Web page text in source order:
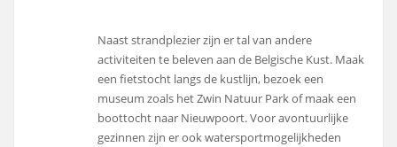
Naast strandplezier zijn er tal van andere
activiteiten te beleven aan de Belgische Kust. Maak
een fietstocht langs de kustlijn, bezoek een
museum zoals het Zwin Natuur Park of maak een
boottocht naar Nieuwpoort. Voor avontuurlijke
gezinnen zijn er ook watersportmogelijkheden